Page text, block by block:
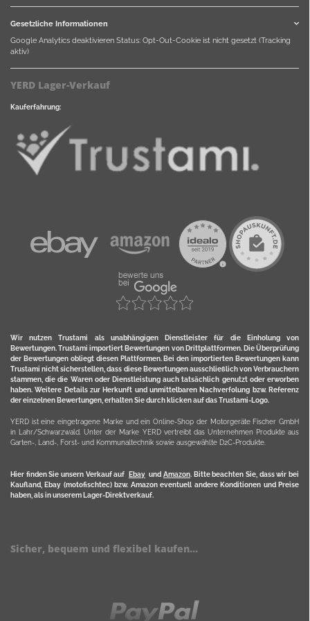
Gesetzliche Informationen
Google Analytics deaktivieren Status: Opt-Out-Cookie ist nicht gesetzt (Tracking
aktiv)
YERD Lager-Verkauf
Kauferfahrung:
Wir nutzen Trustami als unabhängigen Dienstleister für die Einholung von
Bewertungen. Trustami importiert Bewertungen von Drittplattformen. Die Überprüfung
der Bewertungen obliegt diesen Plattformen. Bei den importierten Bewertungen kann
Trustami nicht sicherstellen, dass diese Bewertungen ausschließlich von Verbrauchern
stammen, die die Waren oder Dienstleistung auch tatsächlich genutzt oder erworben
haben. Weitere Details zur Herkunft und unmittelbaren Nachverfolung bzw. Referenz
der einzelnen Bewertungen, erhalten Sie durch klicken auf das Trustami-Logo.
YERD ist eine eingetragene Marke und ein Online-Shop der Motorgeräte Fischer GmbH
in Lahr/Schwarzwald. Unter der Marke YERD vertreibt das Unternehmen Produkte aus
Garten-, Land-, Forst- und Kommunaltechnik sowie ausgewählte D2C-Produkte.
Hier finden Sie unsern Verkauf auf Ebayund Amazon. Bitte beachten Sie, dass wir bei
Kaufland, Ebay (motofischtec) bzw. Amazon eventuell andere Konditionen und Preise
haben, als in unserem Lager-Direktverkauf.
Sicher, bequem und flexibel kaufen...